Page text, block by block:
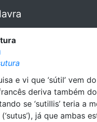
e vi que ‘sútil’ vem
deriva também
se ‘sutillis’ teria a
já que ambas